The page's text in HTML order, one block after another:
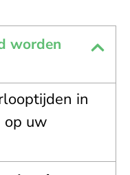
worden
in
op uw